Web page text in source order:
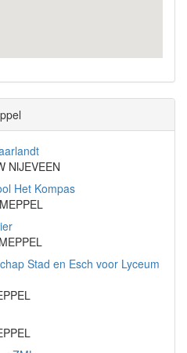
NIJEVEEN
Het Kompas
Stad en Esch voor Lyceum